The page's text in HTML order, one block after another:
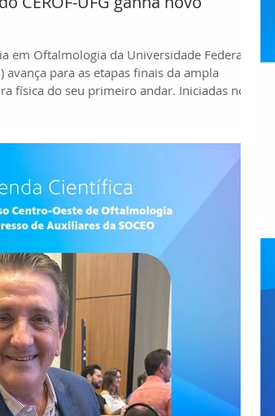
em Oftalmologia da Universidade Federal
avança para as etapas finais da ampla
física do seu primeiro andar. Iniciadas no
passo para aprimorar a qualidade e a
prestados à população. Estive com o
a diretoria do CEROF-U